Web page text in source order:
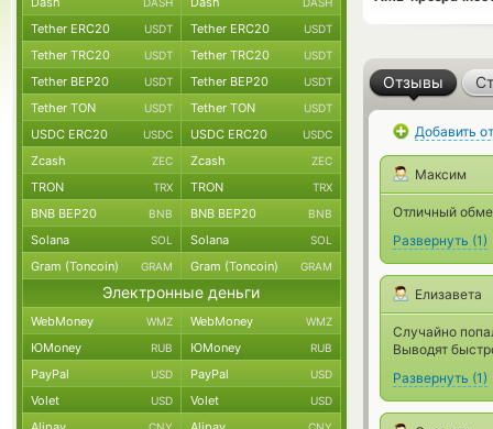
Отзывы
Добавить
Максим
Отличный
Развернуть (1)
Елизавета
Случайно
Выводят
Развернуть (1)
Tether ERC20 USDT Tether ERC20 USDT
Tether TRC20 USDT Tether TRC20 USDT
Tether BEP20 USDT Tether BEP20 USDT
Tether TON USDT Tether TON USDT
USDC ERC20 USDC USDC ERC20 USDC
Zcash ZEC Zcash ZEC
TRON TRX TRON TRX
BNB BEP20 BNB BNB BEP20 BNB
Solana SOL Solana SOL
Gram (Toncoin) GRAM Gram (Toncoin) GRAM
Электронные деньги
WebMoney WMZ WebMoney WMZ
ЮMoney RUB ЮMoney RUB
PayPal USD PayPal USD
Volet USD Volet USD